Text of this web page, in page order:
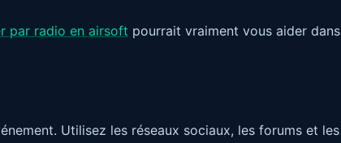
par radio en airsoft pourrait vraiment vous aider dans
Utilisez les réseaux sociaux, les forums et les